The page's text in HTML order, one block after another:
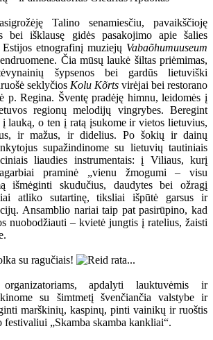
Talino senamiesčiu, pavaikščioję
bei išklausę gidės pasakojimo apie šalies
etnografinį muziejų Vabaõhumuuseum
Čia mūsų laukė šiltas priėmimas,
šypsenos bei gardūs lietuviški
seklyčios Kolu Kõrts virėjai bei restorano
p. Regina. Šventę pradėję himnu, leidomės į
regionų melodijų vingrybes. Beregint
lauką, o ten į ratą įsukome ir vietos lietuvius,
ir mažus, ir didelius. Po šokių ir dainų
supažindinome su lietuvių tautiniais
liaudies instrumentais: į Viliaus, kurį
praminė „vienu žmogumi – visu
išmėginti skudučius, daudytes bei ožragį
atliko sutartinę, tiksliai išpūtė garsus ir
Ansamblio nariai taip pat pasirūpino, kad
nuobodžiauti – kvietė jungtis į ratelius, žaisti
apdalyti lauktuvėmis ir
su šimtmetį švenčiančia valstybe ir
marškinių, kaspinų, pinti vainikų ir ruoštis
„Skamba skamba kankliai“.